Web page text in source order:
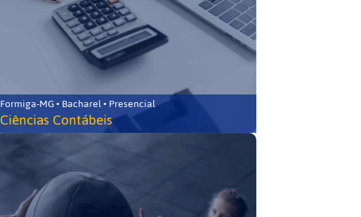
Formiga-MG • Bacharel • Presencial
Ciências Contábeis